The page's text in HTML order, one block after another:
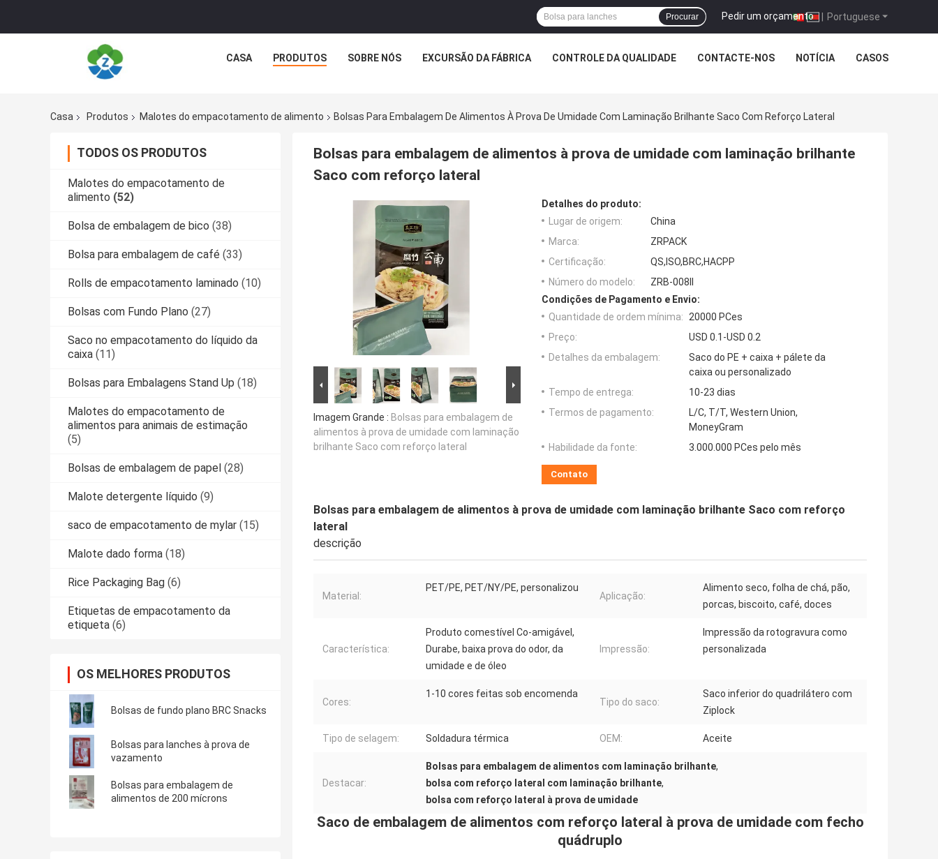
Portuguese
Pedir um orçamento |
Procurar
CASA PRODUTOS SOBRE NÓS EXCURSÃO DA FÁBRICA CONTROLE DA QUALIDADE CONTACTE-NOS NOTÍCIA CASOS
Casa Produtos Malotes do empacotamento de alimento Bolsas Para Embalagem De Alimentos À Prova De Umidade Com Laminação Brilhante Saco Com Reforço Lateral
TODOS OS PRODUTOS
Malotes do empacotamento de
alimento (52)
Bolsa de embalagem de bico (38)
Bolsa para embalagem de café (33)
Rolls de empacotamento laminado (10)
Bolsas com Fundo Plano (27)
Saco no empacotamento do líquido da
caixa (11)
Bolsas para Embalagens Stand Up (18)
Malotes do empacotamento de
alimentos para animais de estimação
(5)
Bolsas de embalagem de papel (28)
Malote detergente líquido (9)
saco de empacotamento de mylar (15)
Malote dado forma (18)
Rice Packaging Bag (6)
Etiquetas de empacotamento da
etiqueta (6)
OS MELHORES PRODUTOS
Bolsas de fundo plano BRC Snacks
Bolsas para lanches à prova de
vazamento
Bolsas para embalagem de
alimentos de 200 mícrons
Bolsas para embalagem de alimentos à prova de umidade com laminação brilhante
Saco com reforço lateral
Imagem Grande : Bolsas para embalagem de
alimentos à prova de umidade com laminação
brilhante Saco com reforço lateral
Detalhes do produto:
Lugar de origem:
China
Marca:
ZRPACK
Certificação:
QS,ISO,BRC,HACPP
Número do modelo:
ZRB-008II
Condições de Pagamento e Envio:
Quantidade de ordem mínima: 20000 PCes
Preço:
USD 0.1-USD 0.2
Detalhes da embalagem:
Saco do PE + caixa + pálete da
caixa ou personalizado
Tempo de entrega:
10-23 dias
Termos de pagamento:
L/C, T/T, Western Union,
MoneyGram
Habilidade da fonte:
3.000.000 PCes pelo mês
Contato
Bolsas para embalagem de alimentos à prova de umidade com laminação brilhante Saco com reforço
lateral
descrição
Material:
PET/PE, PET/NY/PE, personalizou
Aplicação:
Alimento seco, folha de chá, pão,
porcas, biscoito, café, doces
Característica:
Produto comestível Co-amigável,
Durabe, baixa prova do odor, da
umidade e de óleo
Impressão:
Impressão da rotogravura como
personalizada
Cores:
1-10 cores feitas sob encomenda
Tipo do saco:
Saco inferior do quadrilátero com
Ziplock
Tipo de selagem: Soldadura térmica OEM: Aceite
Destacar:
Bolsas para embalagem de alimentos com laminação brilhante,
bolsa com reforço lateral com laminação brilhante,
bolsa com reforço lateral à prova de umidade
Saco de embalagem de alimentos com reforço lateral à prova de umidade com fecho
quádruplo